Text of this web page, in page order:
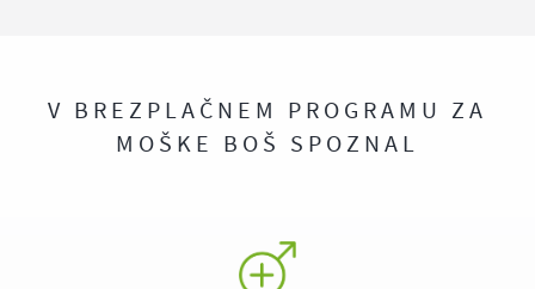
V BREZPLAČNEM PROGRAMU ZA
MOŠKE BOŠ SPOZNAL